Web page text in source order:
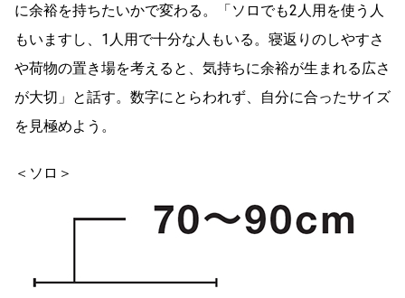
に余裕を持ちたいかで変わる。「ソロでも2人用を使う人
もいますし、1人用で十分な人もいる。寝返りのしやすさ
や荷物の置き場を考えると、気持ちに余裕が生まれる広さ
が大切」と話す。数字にとらわれず、自分に合ったサイズ
を見極めよう。
＜ソロ＞